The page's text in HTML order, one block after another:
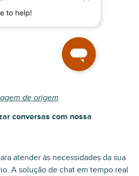
de origem
conversas com nossa
atender às necessidades da sua
A solução de chat em tempo real